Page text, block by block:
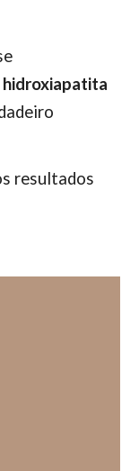
hidroxiapatita
resultados